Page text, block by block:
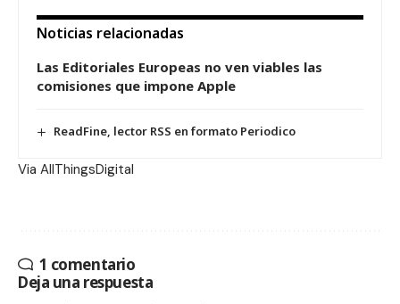
Noticias relacionadas
Las Editoriales Europeas no ven viables las
comisiones que impone Apple
ReadFine, lector RSS en formato Periodico
Via AllThingsDigital
1 comentario
Deja una respuesta